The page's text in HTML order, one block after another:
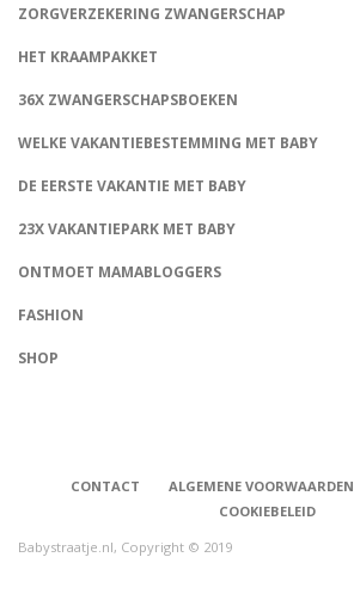
ZORGVERZEKERING ZWANGERSCHAP
HET KRAAMPAKKET
36X ZWANGERSCHAPSBOEKEN
WELKE VAKANTIEBESTEMMING MET BABY
DE EERSTE VAKANTIE MET BABY
23X VAKANTIEPARK MET BABY
ONTMOET MAMABLOGGERS
FASHION
SHOP
CONTACT ALGEMENE VOORWAARDEN
COOKIEBELEID
Babystraatje.nl, Copyright © 2019